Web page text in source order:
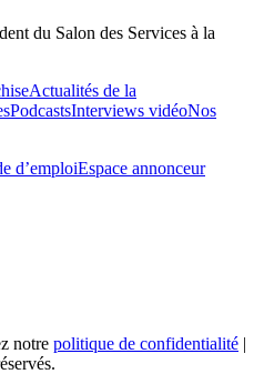
du Salon des Services à la
Actualités de la
PodcastsInterviews vidéoNos
d’emploiEspace annonceur
notre politique de confidentialité |